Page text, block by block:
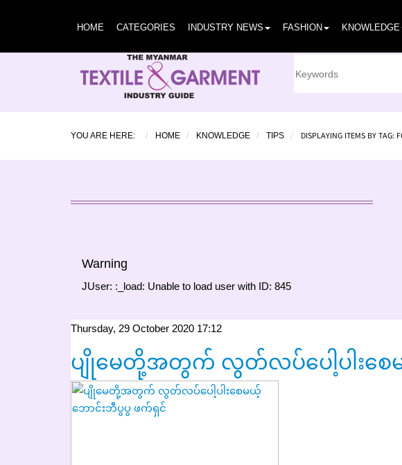
HOME CATEGORIES INDUSTRY NEWS FASHION KNOWLEDGE
YOU ARE HERE: HOME KNOWLEDGE TIPS DISPLAYING ITEMS BY TAG:
Warning
JUser: :_load: Unable to load user with ID: 845
Thursday, 29 October 2020 17:12
ပျိုမေတို့အတွက် လွတ်လပ်ပေါ့ပါးစေ